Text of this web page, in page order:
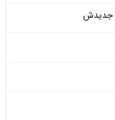
جدیدش